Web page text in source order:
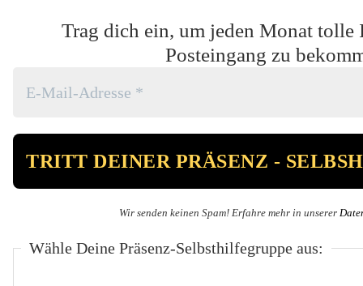
Trag dich ein, um jeden Monat tolle
Posteingang zu
Wir senden keinen Spam! Erfahre mehr in unserer
Wähle Deine Präsenz-Selbsthilfegruppe aus: